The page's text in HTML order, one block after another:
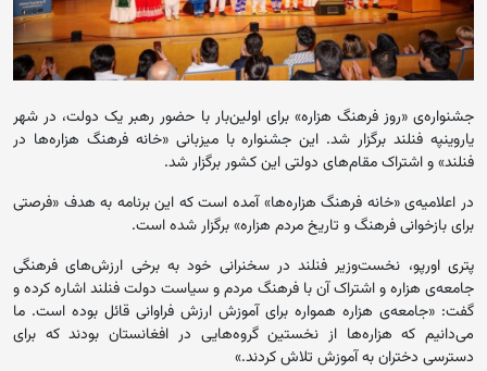
جشنواره‌ی «روز فرهنگ هزاره» برای اولین‌بار با حضور رهبر یک دولت، در شهر
یاروینپه فنلند برگزار شد. این جشنواره با میزبانی «خانه فرهنگ هزاره‌ها در
فنلند» و اشتراک مقام‌های دولتی این کشور برگزار شد.
در اعلامیه‌ی «خانه فرهنگ هزاره‌ها» آمده است که این برنامه به هدف «فرصتی
برای بازخوانی فرهنگ و تاریخ مردم هزاره» برگزار شده است.
پتری اورپو، نخست‌وزیر فنلند در سخنرانی خود به برخی ارزش‌های فرهنگی
جامعه‌ی هزاره و اشتراک آن با فرهنگ مردم و سیاست دولت فنلند اشاره کرده و
گفت: «جامعه‌ی هزاره همواره برای آموزش ارزش فراوانی قائل بوده است. ما
می‌دانیم که هزاره‌ها از نخستین گروه‌هایی در افغانستان بودند که برای
دسترسی دختران به آموزش تلاش کردند.»